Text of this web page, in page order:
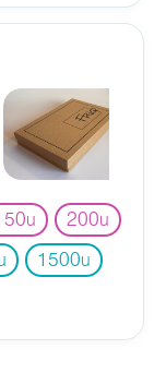
u 200u
1500u